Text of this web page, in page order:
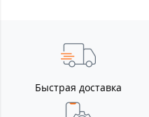
Быстрая доставка